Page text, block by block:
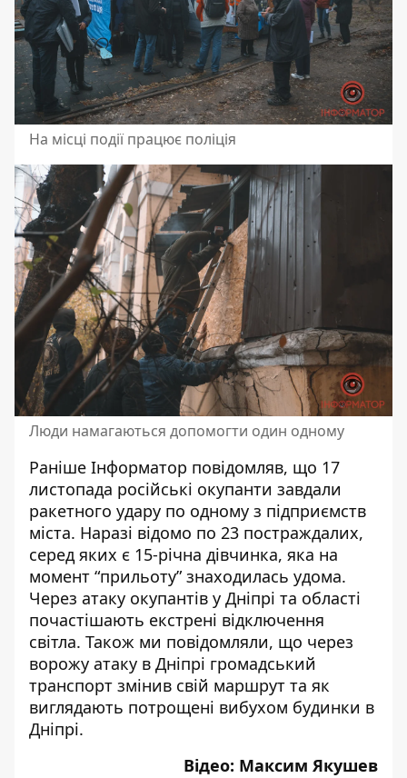
На місці події працює поліція
Люди намагаються допомогти один одному
Раніше Інформатор повідомляв, що 17
листопада російські окупанти завдали
ракетного удару по одному з підприємств
міста. Наразі відомо по 23 постраждалих,
серед яких є 15-річна дівчинка, яка на
момент “прильоту” знаходилась удома.
Через атаку окупантів у Дніпрі та області
почастішають екстрені відключення
світла. Також ми повідомляли, що через
ворожу атаку в Дніпрі громадський
транспорт змінив свій маршрут та як
виглядають потрощені вибухом будинки в
Дніпрі.
Відео: Максим Якушев